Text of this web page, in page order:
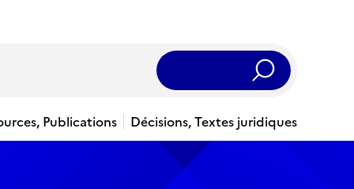
Rechercher
Publications
Décisions, Textes juridiques